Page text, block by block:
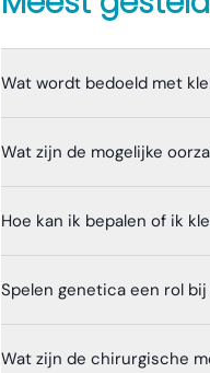
Wat wordt bedoeld met
Wat zijn de mogelijke
Hoe kan ik bepalen of ik
Spelen genetica een rol
Wat zijn de chirurgische